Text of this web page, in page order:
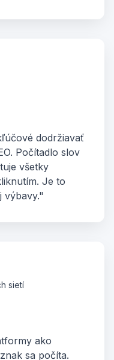
dodržiavať
Počítadlo slov
všetky
Je to
výbavy."
sietí
ako
sa počíta.